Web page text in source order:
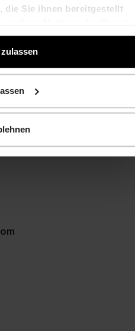
die Sie ihnen bereitgestellt
Laurent Spindler
T +41 61 606 55 00